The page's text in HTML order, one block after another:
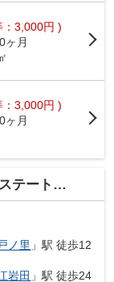
：3,000円 )
0ヶ月
：3,000円 )
0ヶ月
八戸ノ里賃貸）
ノ里 」駅 徒歩12
岩田 」駅 徒歩24